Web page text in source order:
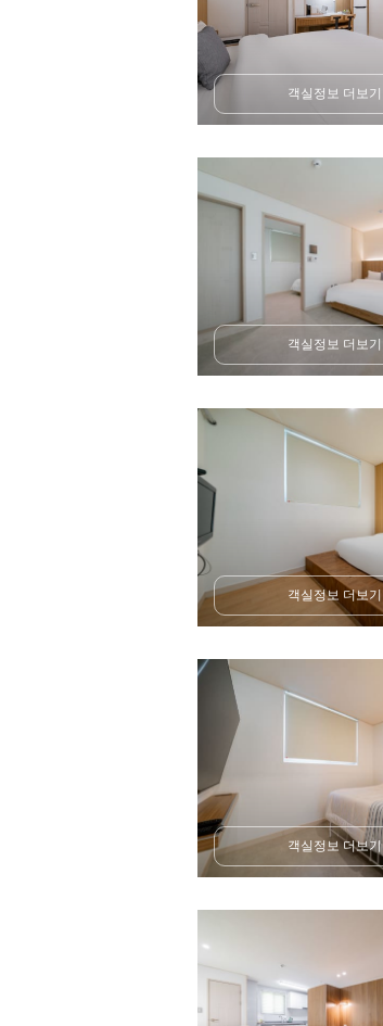
객실정보 더보기
객실정보 더보기
객실정보 더보기
객실정보 더보기